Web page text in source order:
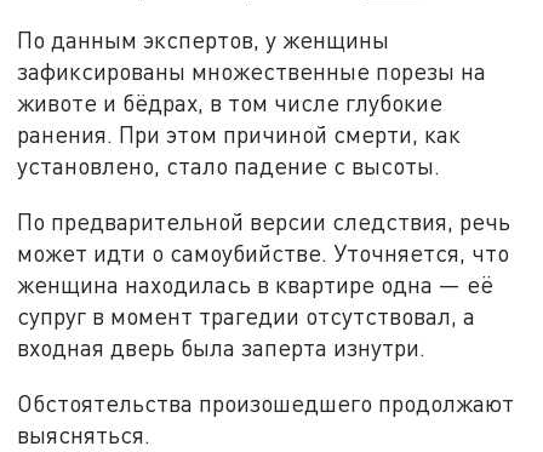
По данным экспертов, у женщины
зафиксированы множественные порезы на
животе и бёдрах, в том числе глубокие
ранения. При этом причиной смерти, как
установлено, стало падение с высоты.
По предварительной версии следствия, речь
может идти о самоубийстве. Уточняется, что
женщина находилась в квартире одна — её
супруг в момент трагедии отсутствовал, а
входная дверь была заперта изнутри.
Обстоятельства произошедшего продолжают
выясняться.